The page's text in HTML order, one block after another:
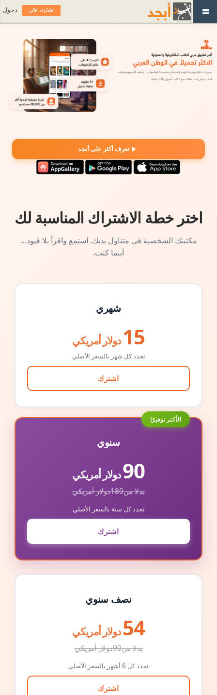
تعرف أكثر على أبجد
اختر خطة الاشتراك المناسبة لك
مكتبتك الشخصية في متناول يديك. استمع واقرأ بلا قيود…
أينما كنت.
شهري
15 دولار أمريكي
تجدد كل شهر بالسعر الأصلي
اشترك
الأكثر توفيرًا
سنوي
90دولار أمريكي
بدلا من180دولار أمريكي
تجدد كل سنة بالسعر الأصلي
اشترك
نصف سنوي
54 دولار أمريكي
بدلا من90دولار أمريكي
تجدد كل 6 أشهر بالسعر الأصلي
اشترك
اشترك الآن دخول